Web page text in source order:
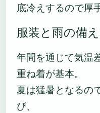
底冷えするので厚
服装と雨の備
年間を通じて気温
重ね着が基本。
夏は猛暑となるの
び、